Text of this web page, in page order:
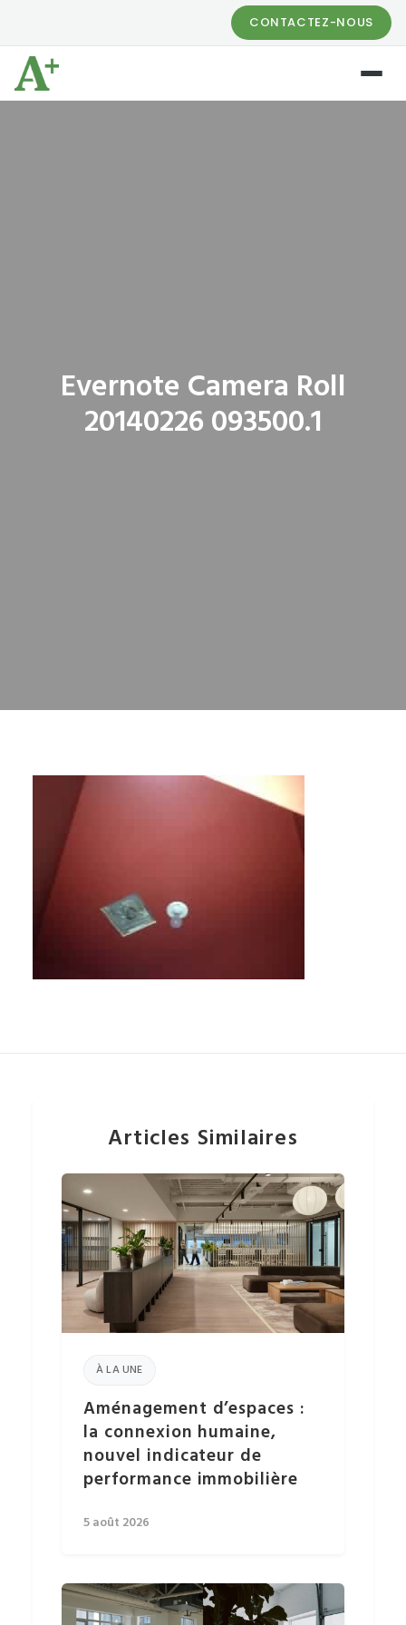
CONTACTEZ-NOUS
Evernote Camera Roll
20140226 093500.1
Articles Similaires
À LA UNE
Aménagement d’espaces :
la connexion humaine,
nouvel indicateur de
performance immobilière
5 août 2026